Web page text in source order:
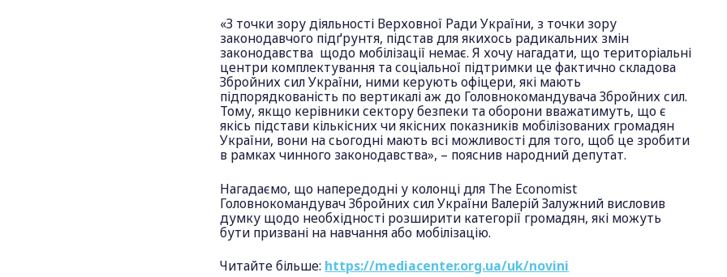
«З точки зору діяльності Верховної Ради України, з точки зору
законодавчого підґрунтя, підстав для якихось радикальних змін
законодавства щодо мобілізації немає. Я хочу нагадати, що територіальні
центри комплектування та соціальної підтримки це фактично складова
Збройних сил України, ними керують офіцери, які мають
підпорядкованість по вертикалі аж до Головнокомандувача Збройних сил.
Тому, якщо керівники сектору безпеки та оборони вважатимуть, що є
якісь підстави кількісних чи якісних показників мобілізованих громадян
України, вони на сьогодні мають всі можливості для того, щоб це зробити
в рамках чинного законодавства», – пояснив народний депутат.
Нагадаємо, що напередодні у колонці для The Economist
Головнокомандувач Збройних сил України Валерій Залужний висловив
думку щодо необхідності розширити категорії громадян, які можуть
бути призвані на навчання або мобілізацію.
Читайте більше: https://mediacenter.org.ua/uk/novini